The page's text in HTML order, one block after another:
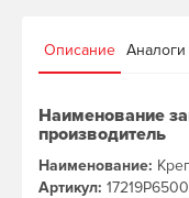
Описание Аналоги
Наименование
производитель
Наименование:
Артикул: